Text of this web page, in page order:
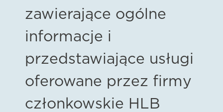
zawierające ogólne
informacje i
przedstawiające usługi
oferowane przez firmy
członkowskie HLB